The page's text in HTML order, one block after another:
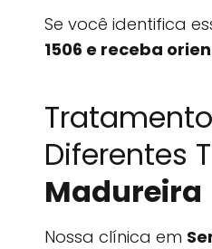
Se você identifica
1506 e receba
Diferentes
Madureira
Nossa clínica em